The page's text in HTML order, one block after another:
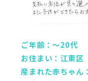
ご年齢：～20代
お住まい：江東区
産まれた赤ちゃん